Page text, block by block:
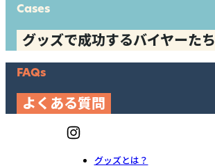
Cases
グッズで成功するバイヤーたち
FAQs
よくある質問
グッズとは？